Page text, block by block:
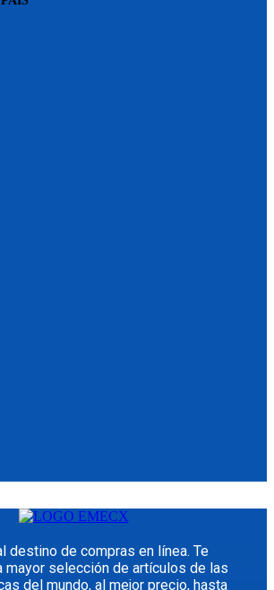
destino de compras en línea. Te
mayor selección de artículos de las
del mundo, al mejor precio, hasta